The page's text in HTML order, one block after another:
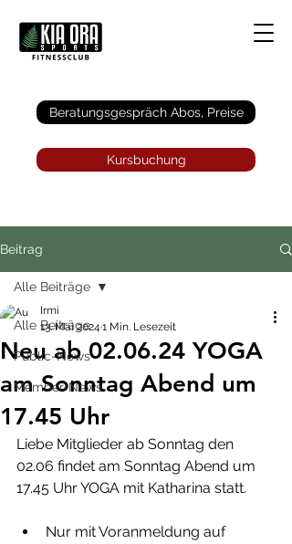
Beratungsgespräch Abos, Preise
Kursbuchung
Beitrag
Alle Beiträge
Public-News
Member-News
Alle Beiträge
Neu ab 02.06.24 YOGA
am Sonntag Abend um
17.45 Uhr
Irmi
13. Mai 2024 1 Min. Lesezeit
Liebe Mitglieder ab Sonntag den
02.06 findet am Sonntag Abend um
17.45 Uhr YOGA mit Katharina statt.
Nur mit Voranmeldung auf